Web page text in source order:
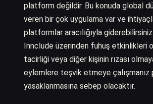
platform değildir. Bu konuda global
veren bir çok uygulama var ve
platformlar aracılığıyla giderebilirsiniz.
Innclude üzerinden fuhuş etkinlikleri
tacirliği veya diğer kişinin rızası
eylemlere teşvik etmeye çalışmanız
yasaklanmasına sebep olacaktır.